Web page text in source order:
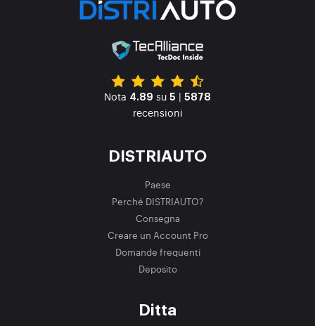
Nota 4.89 su 5 | 5878
recensioni
DISTRIAUTO
Paese
Perché DISTRIAUTO?
Consegna
Creare un Account Pro
Domande frequenti
Deposito
Ditta